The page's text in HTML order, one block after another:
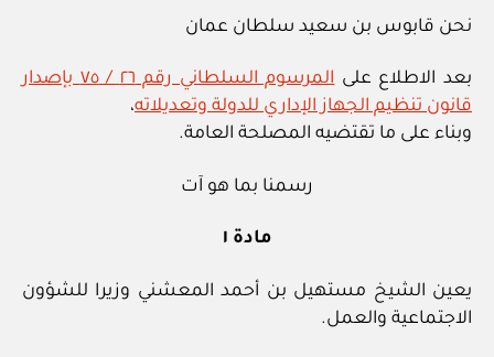
نحن قابوس بن سعيد سلطان عمان
بعد الاطلاع على
المرسوم السلطاني رقم ٢٦ / ٧٥ بإصدار
قانون تنظيم الجهاز الإداري للدولة وتعديلاته،
وبناء على ما تقتضيه المصلحة العامة.
رسمنا بما هو آت
مادة ١
يعين الشيخ مستهيل بن أحمد المعشني وزيرا للشؤون
الاجتماعية والعمل.